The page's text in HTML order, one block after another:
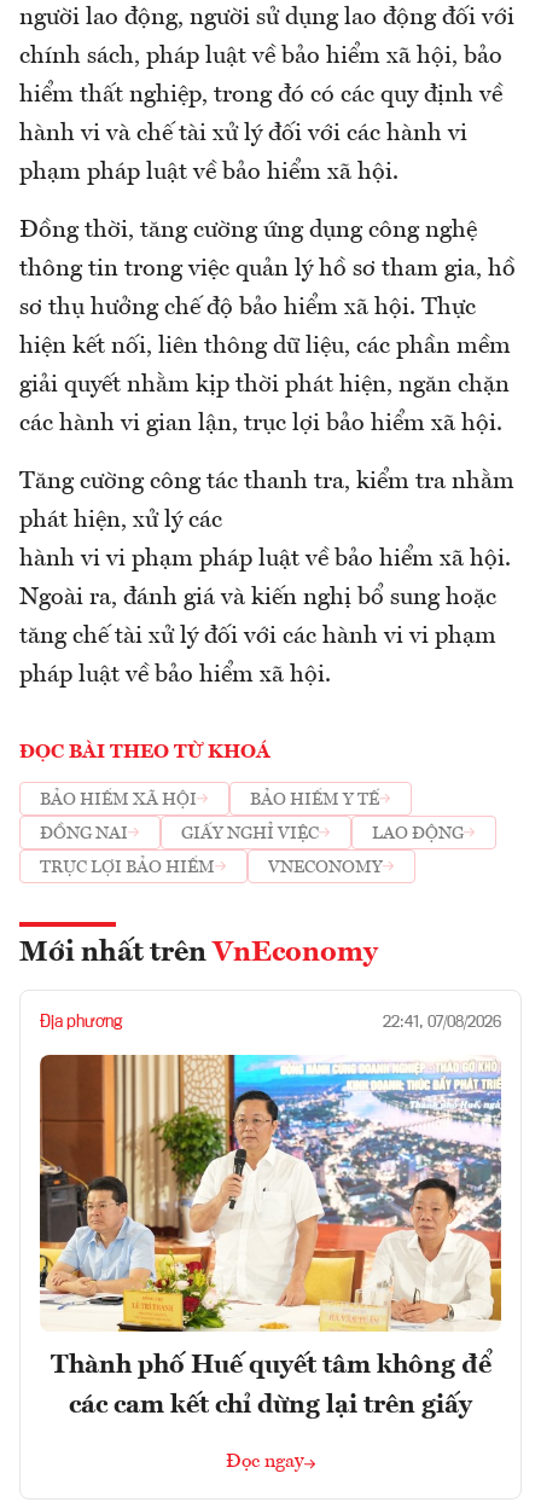
người lao động, người sử dụng lao động đối với
chính sách, pháp luật về bảo hiểm xã hội, bảo
hiểm thất nghiệp, trong đó có các quy định về
hành vi và chế tài xử lý đối với các hành vi
phạm pháp luật về bảo hiểm xã hội.
Đồng thời, tăng cường ứng dụng công nghệ
thông tin trong việc quản lý hồ sơ tham gia, hồ
sơ thụ hưởng chế độ bảo hiểm xã hội. Thực
hiện kết nối, liên thông dữ liệu, các phần mềm
giải quyết nhằm kịp thời phát hiện, ngăn chặn
các hành vi gian lận, trục lợi bảo hiểm xã hội.
Tăng cường công tác thanh tra, kiểm tra nhằm
phát hiện, xử lý các
hành vi vi phạm pháp luật về bảo hiểm xã hội.
Ngoài ra, đánh giá và kiến nghị bổ sung hoặc
tăng chế tài xử lý đối với các hành vi vi phạm
pháp luật về bảo hiểm xã hội.
ĐỌC BÀI THEO TỪ KHOÁ
BẢO HIỂM XÃ HỘI
BẢO HIỂM Y TẾ
ĐỒNG NAI
GIẤY NGHỈ VIỆC
LAO ĐỘNG
TRỤC LỢI BẢO HIỂM
VNECONOMY
Mới nhất trên VnEconomy
Địa phương 22:41, 07/08/2026
Thành phố Huế quyết tâm không để
các cam kết chỉ dừng lại trên giấy
Đọc ngay